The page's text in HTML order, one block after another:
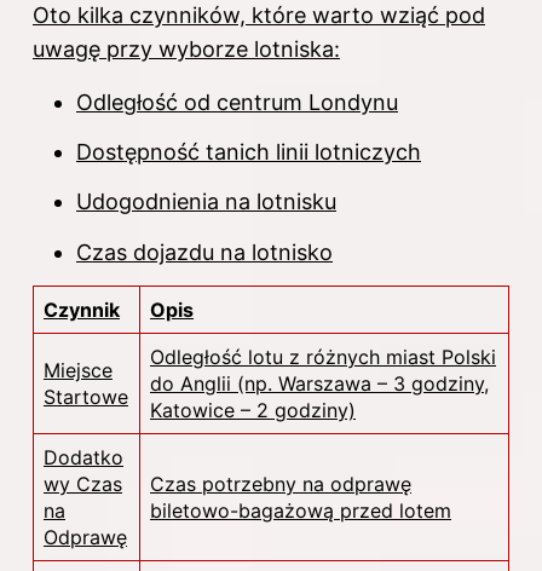
Oto kilka czynników, które warto wziąć pod
uwagę przy wyborze lotniska:
Odległość od centrum Londynu
Dostępność tanich linii lotniczych
Udogodnienia na lotnisku
Czas dojazdu na lotnisko
Czynnik Opis
Miejsce
Startowe
Odległość lotu z różnych miast Polski
do Anglii (np. Warszawa – 3 godziny,
Katowice – 2 godziny)
Dodatko
wy Czas
na
Odprawę
Czas potrzebny na odprawę
biletowo-bagażową przed lotem